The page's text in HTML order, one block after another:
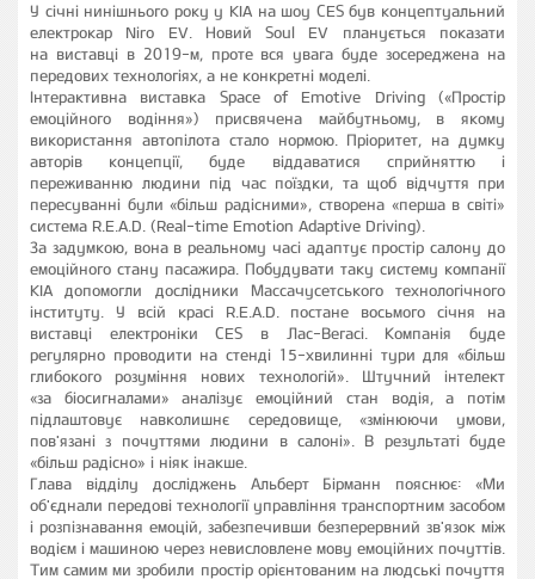
У січні нинішнього року у KIA на шоу CES був концептуальний
електрокар Niro EV. Новий Soul EV планується показати
на виставці в 2019-м, проте вся увага буде зосереджена на
передових технологіях, а не конкретні моделі.
Інтерактивна виставка Space of Emotive Driving («Простір
емоційного водіння») присвячена майбутньому, в якому
використання автопілота стало нормою. Пріоритет, на думку
авторів концепції, буде віддаватися сприйняттю і
переживанню людини під час поїздки, та щоб відчуття при
пересуванні були «більш радісними», створена «перша в світі»
система R.E.A.D. (Real-time Emotion Adaptive Driving).
За задумкою, вона в реальному часі адаптує простір салону до
емоційного стану пасажира. Побудувати таку систему компанії
KIA допомогли дослідники Массачусетського технологічного
інституту. У всій красі R.E.A.D. постане восьмого січня на
виставці електроніки CES в Лас-Вегасі. Компанія буде
регулярно проводити на стенді 15-хвилинні тури для «більш
глибокого розуміння нових технологій». Штучний інтелект
«за біосигналами» аналізує емоційний стан водія, а потім
підлаштовує навколишнє середовище, «змінюючи умови,
пов'язані з почуттями людини в салоні». В результаті буде
«більш радісно» і ніяк інакше.
Глава відділу досліджень Альберт Бірманн пояснює: «Ми
об'єднали передові технології управління транспортним засобом
і розпізнавання емоцій, забезпечивши безперервний зв'язок між
водієм і машиною через невисловлене мову емоційних почуттів.
Тим самим ми зробили простір орієнтованим на людські почуття